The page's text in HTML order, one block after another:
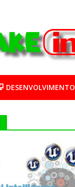
DESENVOLVIMENTO